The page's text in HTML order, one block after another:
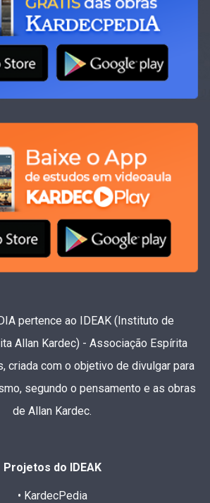
pertence ao IDEAK (Instituto de
Allan Kardec) - Associação Espírita
criada com o objetivo de divulgar para
segundo o pensamento e as obras
de Allan Kardec.
Projetos do IDEAK
• KardecPedia